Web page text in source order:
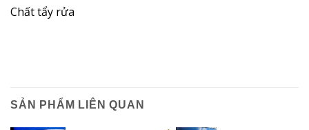
Chất tẩy rửa
SẢN PHẨM LIÊN QUAN